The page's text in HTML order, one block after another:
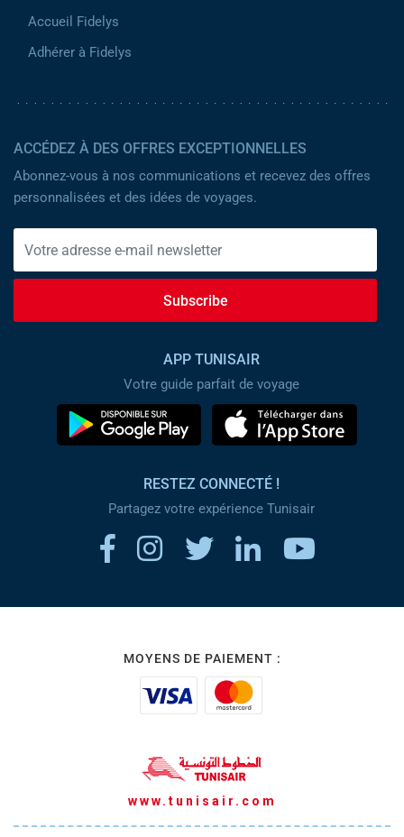
Accueil Fidelys
Adhérer à Fidelys
ACCÉDEZ À DES OFFRES EXCEPTIONNELLES
Abonnez-vous à nos communications et recevez des offres
personnalisées et des idées de voyages.
Subscribe
APP TUNISAIR
Votre guide parfait de voyage
RESTEZ CONNECTÉ !
Partagez votre expérience Tunisair
MOYENS DE PAIEMENT :
www.tunisair.com